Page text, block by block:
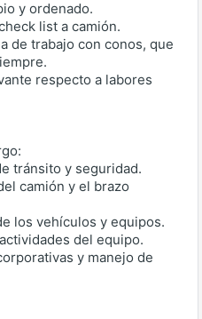
y ordenado.
list a camión.
de trabajo con conos, que
respecto a labores
tránsito y seguridad.
camión y el brazo
los vehículos y equipos.
del equipo.
y manejo de